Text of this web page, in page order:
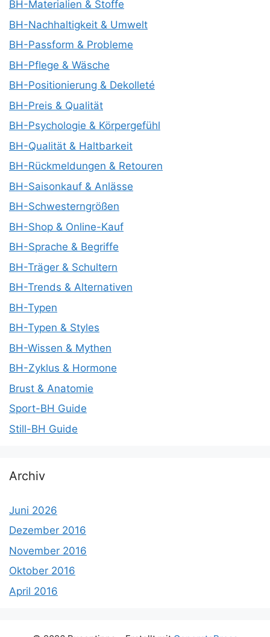
BH-Materialien & Stoffe
BH-Nachhaltigkeit & Umwelt
BH-Passform & Probleme
BH-Pflege & Wäsche
BH-Positionierung & Dekolleté
BH-Preis & Qualität
BH-Psychologie & Körpergefühl
BH-Qualität & Haltbarkeit
BH-Rückmeldungen & Retouren
BH-Saisonkauf & Anlässe
BH-Schwesterngrößen
BH-Shop & Online-Kauf
BH-Sprache & Begriffe
BH-Träger & Schultern
BH-Trends & Alternativen
BH-Typen
BH-Typen & Styles
BH-Wissen & Mythen
BH-Zyklus & Hormone
Brust & Anatomie
Sport-BH Guide
Still-BH Guide
Archiv
Juni 2026
Dezember 2016
November 2016
Oktober 2016
April 2016